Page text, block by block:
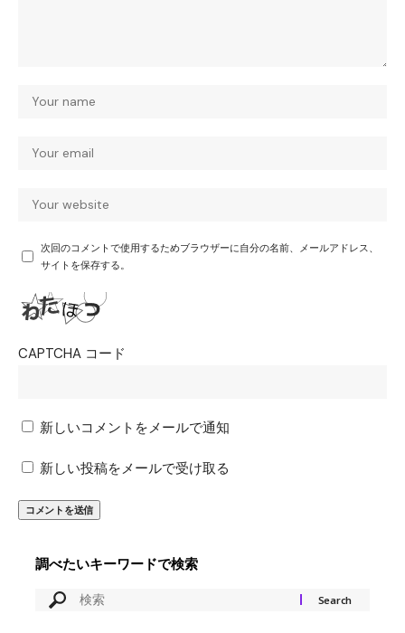
次回のコメントで使用するためブラウザーに自分の名前、メールアドレス、
サイトを保存する。
CAPTCHA コード
新しいコメントをメールで通知
新しい投稿をメールで受け取る
調べたいキーワードで検索